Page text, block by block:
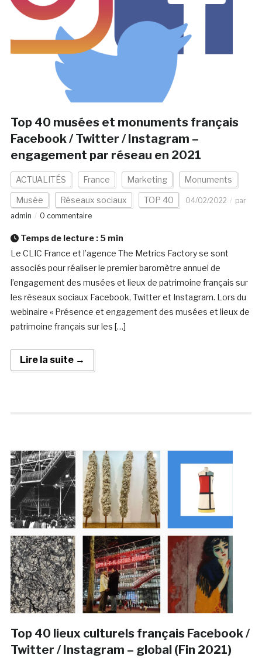
Top 40 musées et monuments français
Facebook / Twitter / Instagram –
engagement par réseau en 2021
ACTUALITÉS France Marketing Monuments
Musée Réseaux sociaux TOP 40 04/02/2022
par
admin
0 commentaire
Temps de lecture : 5 min
Le CLIC France et l’agence The Metrics Factory se sont
associés pour réaliser le premier baromètre annuel de
l’engagement des musées et lieux de patrimoine français sur
les réseaux sociaux Facebook, Twitter et Instagram. Lors du
webinaire « Présence et engagement des musées et lieux de
patrimoine français sur les […]
Lire la suite →
Top 40 lieux culturels français Facebook /
Twitter / Instagram – global (Fin 2021)